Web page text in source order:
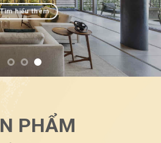
Tìm hiểu thêm
PHẨM